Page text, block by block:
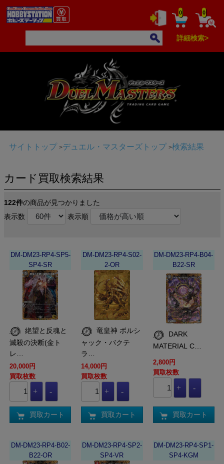
0 0
詳細検索>
サイトトップ デュエル・マスターズトップ 検索結果
カード買取検索結果
122件の商品が見つかりました
表示数
表示順
DM-DM23-RP4-SP5-
SP4-SR
滅殺の決断(金ト
レ…
20,000円
買取枚数
買取カート
DM-DM23-RP4-S02-
2-OR
竜皇神 ボルシ
ャック・バクテ
ラ…
14,000円
買取枚数
買取カート
DM-DM23-RP4-B04-
B22-SR
MATERIAL C…
2,800円
買取枚数
買取カート
DM-DM23-RP4-B02-
B22-OR
DM-DM23-RP4-SP2-
SP4-VR
DM-DM23-RP4-SP1-
SP4-KGM